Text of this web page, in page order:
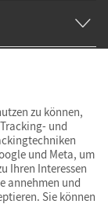
zu können,
und
und Meta, um
Ihren Interessen
annehmen und
Sie können